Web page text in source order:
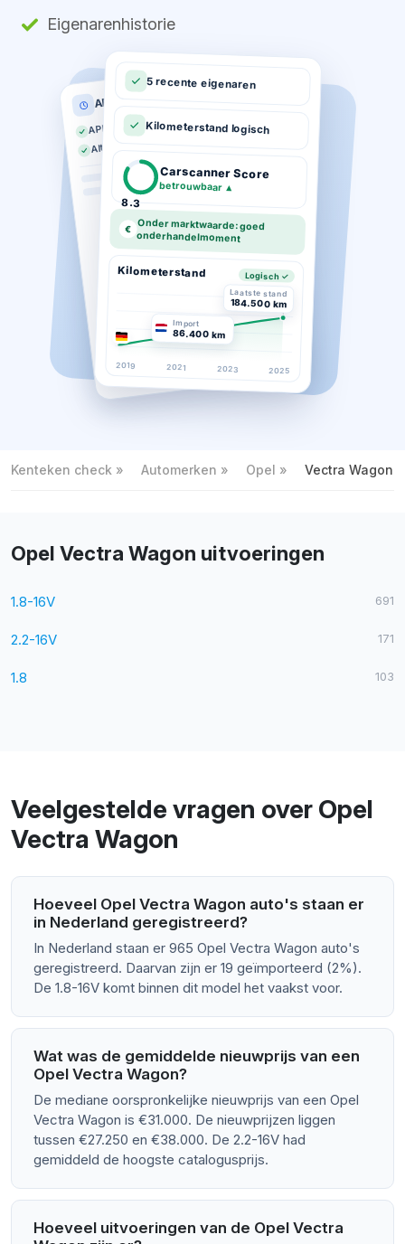
Eigenarenhistorie
APK historie
APK geldig tot 03-2026
Altijd op tijd gekeurd
5 recente eigenaren
Kilometerstand logisch
8.3
Carscanner Score
betrouwbaar ▲
€ Onder marktwaarde: goed
onderhandelmoment
Kilometerstand Logisch ✓
Laatste stand
184.500 km
Import
86.400 km
2019 2021 2023 2025
Kenteken check Automerken Opel Vectra Wagon
Opel Vectra Wagon uitvoeringen
1.8-16V 691
2.2-16V 171
1.8 103
Veelgestelde vragen over Opel
Vectra Wagon
Hoeveel Opel Vectra Wagon auto's staan er
in Nederland geregistreerd?
In Nederland staan er 965 Opel Vectra Wagon auto's
geregistreerd. Daarvan zijn er 19 geïmporteerd (2%).
De 1.8-16V komt binnen dit model het vaakst voor.
Wat was de gemiddelde nieuwprijs van een
Opel Vectra Wagon?
De mediane oorspronkelijke nieuwprijs van een Opel
Vectra Wagon is €31.000. De nieuwprijzen liggen
tussen €27.250 en €38.000. De 2.2-16V had
gemiddeld de hoogste catalogusprijs.
Hoeveel uitvoeringen van de Opel Vectra